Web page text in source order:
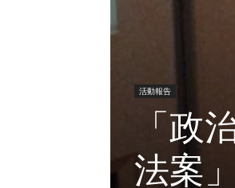
活動報告
「政
法案